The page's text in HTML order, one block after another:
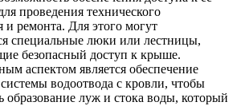
проведения технического
и ремонта. Для этого могут
специальные люки или лестницы,
безопасный доступ к крыше.
аспектом является обеспечение
водоотвода с кровли, чтобы
образование луж и стока воды, который